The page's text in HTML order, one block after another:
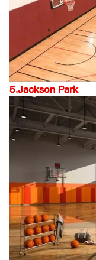
5.Jackson Park